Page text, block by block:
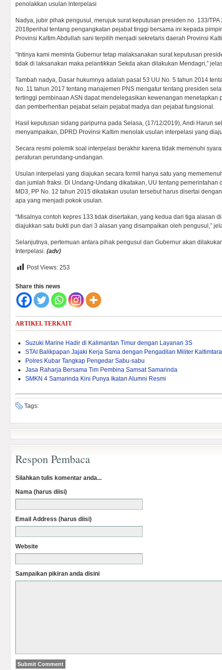
penolakkan usulan lnterpelasi
Nadya, jubir pihak pengusul, merujuk surat keputusan presiden no. 133/
2018perihal tentang pengangkatan pejabat tinggi bersama ini kepada
Provinsi Kaltim Abdullah sani terpilih menjadi sekretaris daerah Provinsi
“Intinya kami meminta Gubernur tetap malaksanakan surat keputusan
tidak di laksanakan maka pelantikkan Sekda akan dilakukan Mendagri,”
Tambah nadya, Dasar hukumnya adalah pasal 53 UU No. 5 tahun 2014
No. 11 tahun 2017 tentang manajemen PNS mengatur tentang presiden
tertinggi pembinaan ASN dapat mendelegasikan kewenangan menetapkan
dan pemberhentian pejabat selain pejabat madya dan pejabat fungsional.
Hasil keputusan sidang paripurna pada Selasa, (17/12/2019), Andi Harun
menyampaikan, DPRD Provinsi Kaltim menolak usulan interpelasi yang
Secara resmi polemik soal interpelasi berakhir karena tidak memenuhi
peraturan perundang-undangan.
Usulan interpelasi yang diajukan secara formil hanya satu yang
dan jumlah fraksi. Di Undang-Undang dikatakan, UU tentang pemerintahan
MD3, PP No. 12 tahun 2015 dikatakan usulan tersebut harus disertai
apa yang menjadi pokok usulan.
“Misalnya contoh kepres 133 tidak disertakan, yang kedua dari tiga alasan
diajukkan satu bukti pun dari 3 alasan yang disampaikan oleh pengusul,”
Selanjutnya, pertemuan antara pihak pengusul dan Gubernur akan
Interpelasi. (adv)
Post Views: 253
Share this news
ARTIKEL TERKAIT
Suzuki Marine Hadir di Kalimantan Timur dengan Layanan 3S
STAI Balikpapan Jajaki Kerja Sama dengan Pengadilan Militer Kaltimtara
Polres Kubar Tangkap Pengedar Sabu-sabu
Jasa Raharja Bersama Tim Pembina Samsat Samarinda
SMKN 4 Samarinda Kini Punya Ikatan Alumni Resmi
Tags:
Respon Pembaca
Silahkan tulis komentar anda...
Nama (harus diisi)
Email Address (harus diisi)
Website
Sampaikan pikiran anda disini